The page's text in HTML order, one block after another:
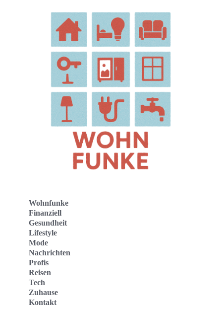
Wohnfunke
Finanziell
Gesundheit
Lifestyle
Mode
Nachrichten
Profis
Reisen
Tech
Zuhause
Kontakt